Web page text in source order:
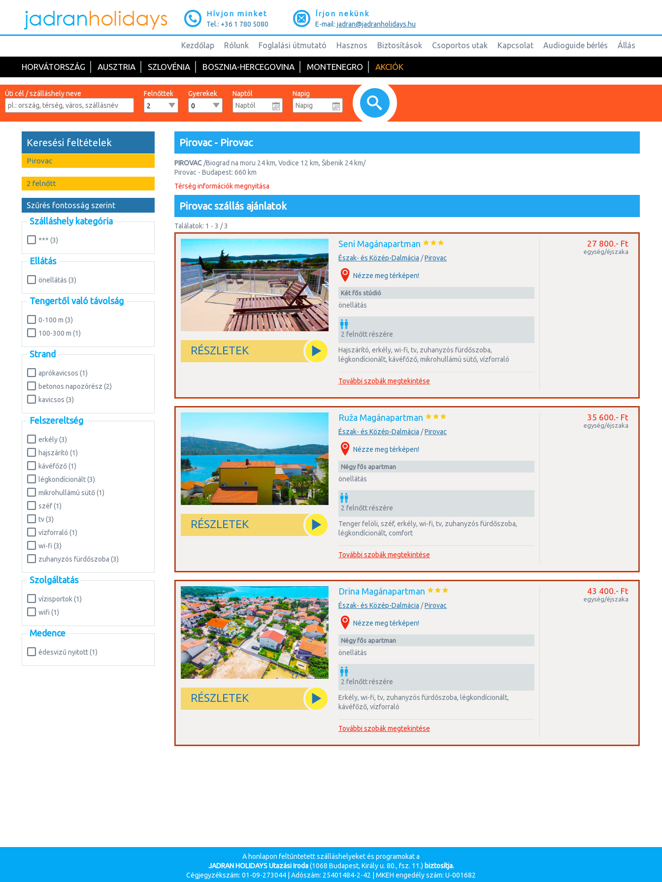
Hívjon minket
Tel.: +36 1 780 5080
Írjon nekünk
E-mail: jadran@jadranholidays.hu
Kezdőlap Rólunk Foglalási útmutató Hasznos Biztosítások Csoportos utak Kapcsolat Audioguide bérlés Állás
HORVÁTORSZÁG AUSZTRIA SZLOVÉNIA BOSZNIA-HERCEGOVINA MONTENEGRO AKCIÓK
Úti cél / szálláshely neve Felnőttek Gyerekek Naptól Napig
Keresési feltételek
Pirovac
2 felnőtt
Szűrés fontosság szerint
Szálláshely kategória
*** (3)
Ellátás
önellátás (3)
Tengertől való távolság
0-100 m (3)
100-300 m (1)
Strand
aprókavicsos (1)
betonos napozórész (2)
kavicsos (3)
Felszereltség
erkély (3)
hajszárító (1)
kávéfőző (1)
légkondícionált (3)
mikrohullámú sütő (1)
széf (1)
tv (3)
vízforraló (1)
wi-fi (3)
zuhanyzós fürdőszoba (3)
Szolgáltatás
vízisportok (1)
wifi (1)
Medence
édesvizű nyitott (1)
Pirovac - Pirovac
PIROVAC /Biograd na moru 24 km, Vodice 12 km, Šibenik 24 km/
Pirovac - Budapest: 660 km
A Šibeniki Riviéra egyik legjelentősebb üdülőhelye. A Pirovaci-öböl bővelkedik gyönyörű öblökben, aprókavicsos strandokban, valamint itt van a
meseszerű Szent István kis sziget is, melyen egy ősi kolostor maradványai hívogatnak.
A Pirovaci-öböl déli ága, a Makirina egy természetes fürdőhely gyógyiszappal, amely összetételét illetően minden ismert horvátországi gyógyiszap
helyszínt túlszárnyal. Tőszomszédságában két nemzeti park – a Kornati és a Krka, s mindössze 5 km-nyire van innen a Vrana-tó Természetpark.
Térség információk megnyitása
Pirovac szállás ajánlatok
Találatok: 1 - 3 / 3
RÉSZLETEK
27 800.- Ft
egység/éjszaka
Seni Magánapartman
Észak- és Közép-Dalmácia /Pirovac
Nézze meg térképen!
két fős stúdió
önellátás
2 felnőtt részére
hajszárító, erkély, wi-fi, tv, zuhanyzós fürdőszoba,
légkondícionált, kávéfőző, mikrohullámú sütő, vízforraló
További szobák megtekintése
RÉSZLETEK
35 600.- Ft
egység/éjszaka
Ruža Magánapartman
Észak- és Közép-Dalmácia /Pirovac
Nézze meg térképen!
négy fős apartman
önellátás
2 felnőtt részére
tenger felöli, széf, erkély, wi-fi, tv, zuhanyzós fürdőszoba,
légkondícionált, comfort
További szobák megtekintése
RÉSZLETEK
43 400.- Ft
egység/éjszaka
Drina Magánapartman
Észak- és Közép-Dalmácia /Pirovac
Nézze meg térképen!
négy fős apartman
önellátás
2 felnőtt részére
erkély, wi-fi, tv, zuhanyzós fürdőszoba, légkondícionált,
kávéfőző, vízforraló
További szobák megtekintése
A honlapon feltűntetett szálláshelyeket és programokat a
JADRAN HOLIDAYS Utazási Iroda(1068 Budapest, Király u. 80., fsz. 11.) biztosítja.
Cégjegyzékszám: 01-09-273044 | Adószám: 25401484-2-42 | MKEH engedély szám: U-001682